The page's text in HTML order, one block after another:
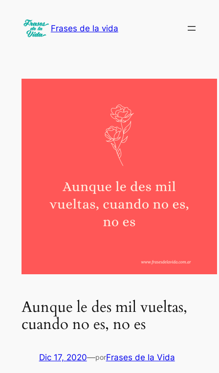
contenido
Frases de la vida
Aunque le des mil vueltas,
cuando no es, no es
Dic 17, 2020—porFrases de la Vida